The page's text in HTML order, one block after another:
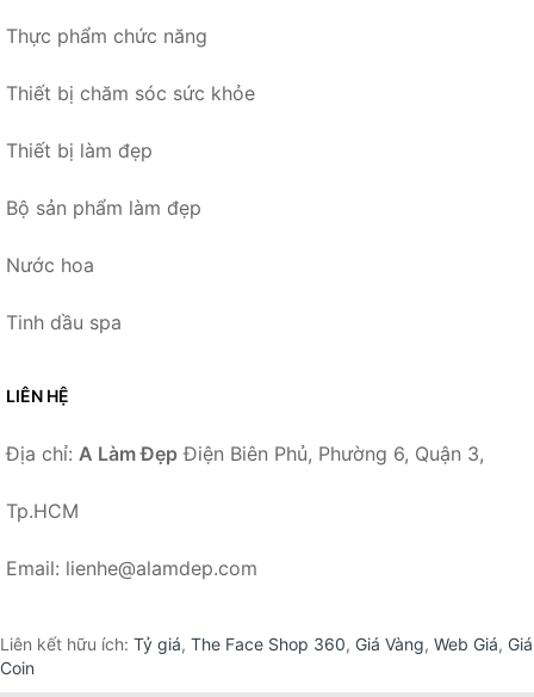
Thực phẩm chức năng
Thiết bị chăm sóc sức khỏe
Thiết bị làm đẹp
Bộ sản phẩm làm đẹp
Nước hoa
Tinh dầu spa
LIÊN HỆ
Địa chỉ: A Làm Đẹp Điện Biên Phủ, Phường 6, Quận 3,
Tp.HCM
Email: lienhe@alamdep.com
Liên kết hữu ích: Tỷ giá, The Face Shop 360, Giá Vàng, Web Giá, Giá
Coin